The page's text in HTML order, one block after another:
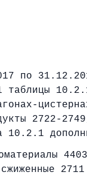
по
2722-
10.2.1
сжиженные